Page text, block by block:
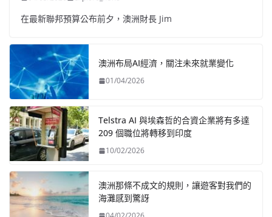
在最新聯邦預算公布前夕，澳洲財長 Jim
澳洲布局AI經濟，關注未來就業變化
01/04/2026
Telstra AI 與埃森哲的合資企業將有多達
209 個職位將轉移到印度
10/02/2026
澳洲那條不成文的規則，讓遊客對我們的
海灘感到驚訝